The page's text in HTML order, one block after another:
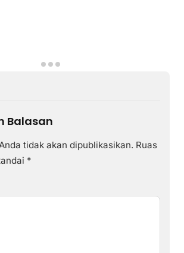
Balasan
tidak akan dipublikasikan. Ruas
*